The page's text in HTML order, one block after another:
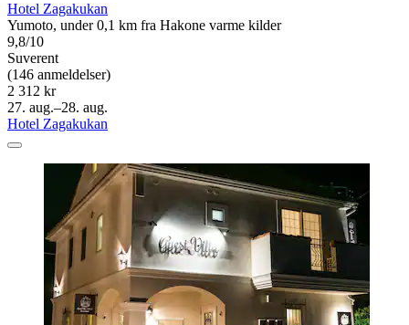
Hotel Zagakukan
Yumoto, under 0,1 km fra Hakone varme kilder
9,8/10
Suverent
(146 anmeldelser)
2 312 kr
27. aug.–28. aug.
Hotel Zagakukan